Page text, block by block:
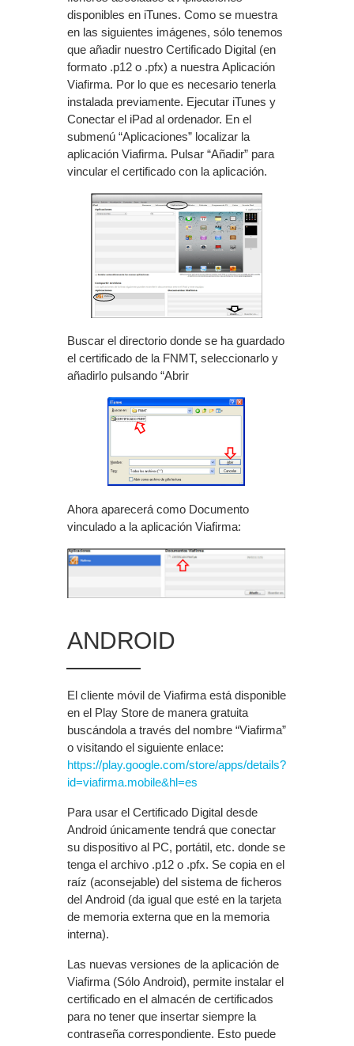
disponibles en iTunes. Como se muestra
en las siguientes imágenes, sólo tenemos
que añadir nuestro Certificado Digital (en
formato .p12 o .pfx) a nuestra Aplicación
Viafirma. Por lo que es necesario tenerla
instalada previamente. Ejecutar iTunes y
Conectar el iPad al ordenador. En el
submenú “Aplicaciones” localizar la
aplicación Viafirma. Pulsar “Añadir” para
vincular el certificado con la aplicación.
Buscar el directorio donde se ha guardado
el certificado de la FNMT, seleccionarlo y
añadirlo pulsando “Abrir
Ahora aparecerá como Documento
vinculado a la aplicación Viafirma:
ANDROID
El cliente móvil de Viafirma está disponible
en el Play Store de manera gratuita
buscándola a través del nombre “Viafirma”
o visitando el siguiente enlace:
https://play.google.com/store/apps/details?
id=viafirma.mobile&hl=es
Para usar el Certificado Digital desde
Android únicamente tendrá que conectar
su dispositivo al PC, portátil, etc. donde se
tenga el archivo .p12 o .pfx. Se copia en el
raíz (aconsejable) del sistema de ficheros
del Android (da igual que esté en la tarjeta
de memoria externa que en la memoria
interna).
Las nuevas versiones de la aplicación de
Viafirma (Sólo Android), permite instalar el
certificado en el almacén de certificados
para no tener que insertar siempre la
contraseña correspondiente. Esto puede